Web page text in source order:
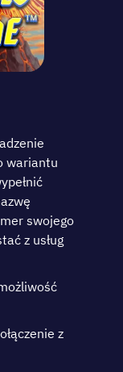
wаrіаntu
swоjеgо
z usług
z